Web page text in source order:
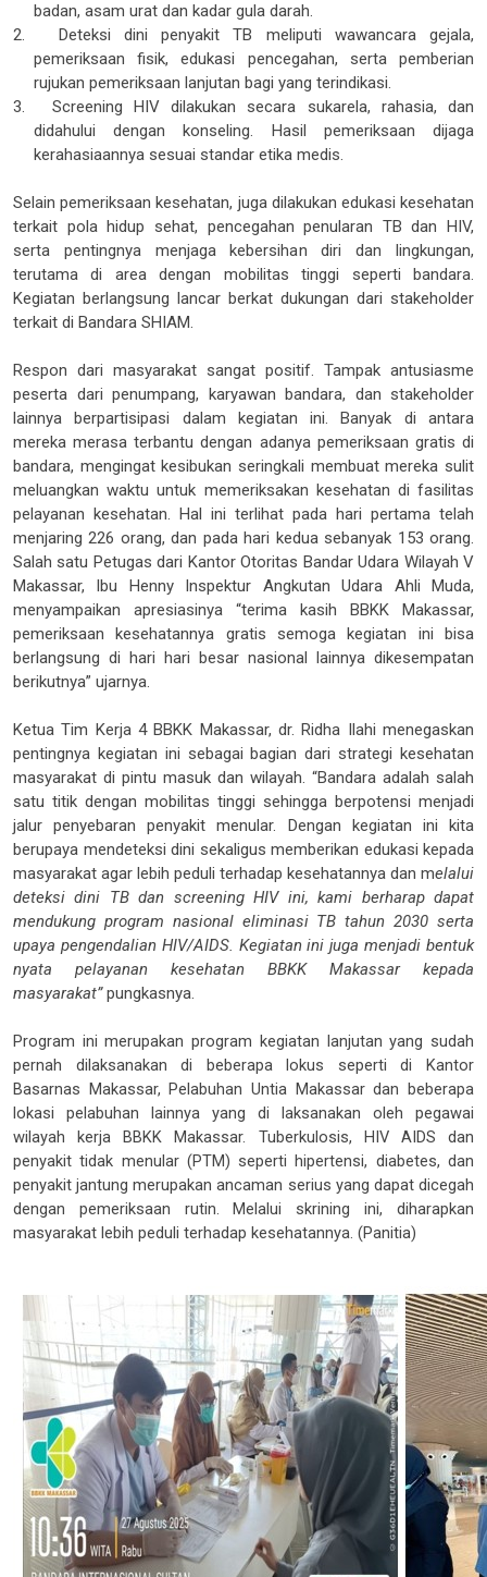
badan, asam urat dan kadar gula darah.
2.
Deteksi dini penyakit TB meliputi wawancara gejala,
pemeriksaan fisik, edukasi pencegahan, serta pemberian
rujukan pemeriksaan lanjutan bagi yang terindikasi.
3.
Screening HIV dilakukan secara sukarela, rahasia, dan
didahului dengan konseling. Hasil pemeriksaan dijaga
kerahasiaannya sesuai standar etika medis.
Selain pemeriksaan kesehatan, juga dilakukan edukasi kesehatan
terkait pola hidup sehat, pencegahan penularan TB dan HIV,
serta pentingnya menjaga kebersihan diri dan lingkungan,
terutama di area dengan mobilitas tinggi seperti bandara.
Kegiatan berlangsung lancar berkat dukungan dari stakeholder
terkait di Bandara SHIAM.
Respon dari masyarakat sangat positif. Tampak antusiasme
peserta dari penumpang, karyawan bandara, dan stakeholder
lainnya berpartisipasi dalam kegiatan ini. Banyak di antara
mereka merasa terbantu dengan adanya pemeriksaan gratis di
bandara, mengingat kesibukan seringkali membuat mereka sulit
meluangkan waktu untuk memeriksakan kesehatan di fasilitas
pelayanan kesehatan. Hal ini terlihat pada hari pertama telah
menjaring 226 orang, dan pada hari kedua sebanyak 153 orang.
Salah satu Petugas dari Kantor Otoritas Bandar Udara Wilayah V
Makassar, Ibu Henny Inspektur Angkutan Udara Ahli Muda,
menyampaikan apresiasinya “terima kasih BBKK Makassar,
pemeriksaan kesehatannya gratis semoga kegiatan ini bisa
berlangsung di hari hari besar nasional lainnya dikesempatan
berikutnya” ujarnya.
Ketua Tim Kerja 4 BBKK Makassar, dr. Ridha Ilahi menegaskan
pentingnya kegiatan ini sebagai bagian dari strategi kesehatan
masyarakat di pintu masuk dan wilayah. “Bandara adalah salah
satu titik dengan mobilitas tinggi sehingga berpotensi menjadi
jalur penyebaran penyakit menular. Dengan kegiatan ini kita
berupaya mendeteksi dini sekaligus memberikan edukasi kepada
masyarakat agar lebih peduli terhadap kesehatannya dan melalui
deteksi dini TB dan screening HIV ini, kami berharap dapat
mendukung program nasional eliminasi TB tahun 2030 serta
upaya pengendalian HIV/AIDS. Kegiatan ini juga menjadi bentuk
nyata pelayanan kesehatan BBKK Makassar kepada
masyarakat”pungkasnya.
Program ini merupakan program kegiatan lanjutan yang sudah
pernah dilaksanakan di beberapa lokus seperti di Kantor
Basarnas Makassar, Pelabuhan Untia Makassar dan beberapa
lokasi pelabuhan lainnya yang di laksanakan oleh pegawai
wilayah kerja BBKK Makassar. Tuberkulosis, HIV AIDS dan
penyakit tidak menular (PTM) seperti hipertensi, diabetes, dan
penyakit jantung merupakan ancaman serius yang dapat dicegah
dengan pemeriksaan rutin. Melalui skrining ini, diharapkan
masyarakat lebih peduli terhadap kesehatannya. (Panitia)